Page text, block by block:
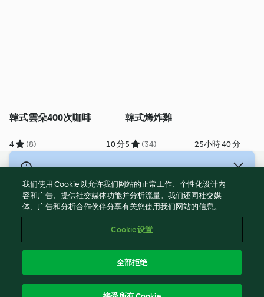
韓式雲朵400次咖啡
4 (8) 10 分
韓式烤炸雞
5 (34) 25小時 40 分
服務條款
隱私權政策
網頁所有權
回報内容
我们使用 Cookie 以允许我们网站的正常工作、个性化设计内
容和广告、提供社交媒体功能并分析流量。我们还同社交媒
体、广告和分析合作伙伴分享有关您使用我们网站的信息。
Cookie 设置
全部拒绝